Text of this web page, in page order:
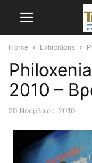
Home Exhibitions
2010 –
20 Νοεμβρίου, 2010